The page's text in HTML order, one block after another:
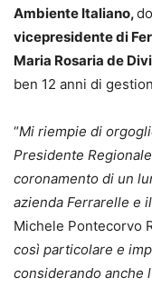
Ambiente Italiano,
vicepresidente di
Maria Rosaria de
ben 12 anni di
“Mi riempie di
Presidente
coronamento di un
azienda Ferrarelle e
Michele Pontecorvo
così particolare e
considerando anche